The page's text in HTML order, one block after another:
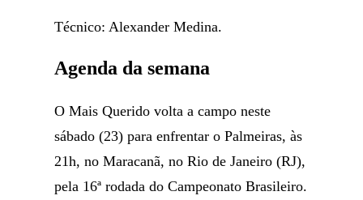
Técnico: Alexander Medina.
Agenda da semana
O Mais Querido volta a campo neste
sábado (23) para enfrentar o Palmeiras, às
21h, no Maracanã, no Rio de Janeiro (RJ),
pela 16ª rodada do Campeonato Brasileiro.